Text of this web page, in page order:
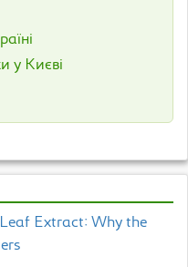
у Києві
Extract: Why the